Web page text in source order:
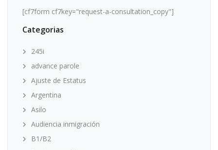
[cf7form cf7key="request-a-consultation_copy"]
Categorias
245i
advance parole
Ajuste de Estatus
Argentina
Asilo
Audiencia inmigración
B1/B2